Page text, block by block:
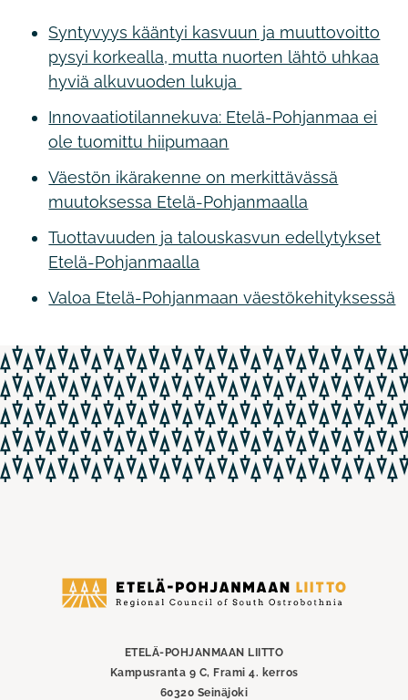
Syntyvyys kääntyi kasvuun ja muuttovoitto
pysyi korkealla, mutta nuorten lähtö uhkaa
hyviä alkuvuoden lukuja
Innovaatiotilannekuva: Etelä-Pohjanmaa ei
ole tuomittu hiipumaan
Väestön ikärakenne on merkittävässä
muutoksessa Etelä-Pohjanmaalla
Tuottavuuden ja talouskasvun edellytykset
Etelä-Pohjanmaalla
Valoa Etelä-Pohjanmaan väestökehityksessä
Etelä-
ETELÄ-POHJANMAAN LIITTO
Kampusranta 9 C, Frami 4. kerros
60320 Seinäjoki